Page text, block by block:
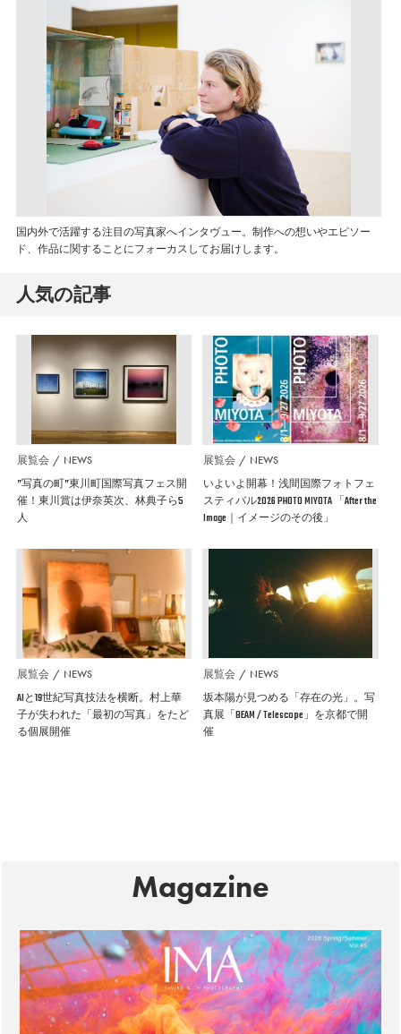
国内外で活躍する注目の写真家へインタヴュー。制作への想いやエピソー
ド、作品に関することにフォーカスしてお届けします。
人気の記事
展覧会 NEWS
”写真の町”東川町国際写真フェス開
催！東川賞は伊奈英次、林典子ら5
人
展覧会 NEWS
いよいよ開幕！浅間国際フォトフェ
スティバル2026 PHOTO MIYOTA 「After the
Image｜イメージのその後」
展覧会 NEWS
AIと19世紀写真技法を横断。村上華
子が失われた「最初の写真」をたど
る個展開催
展覧会 NEWS
坂本陽が見つめる「存在の光」。写
真展「BEAM / Telescope」を京都で開
催
Magazine